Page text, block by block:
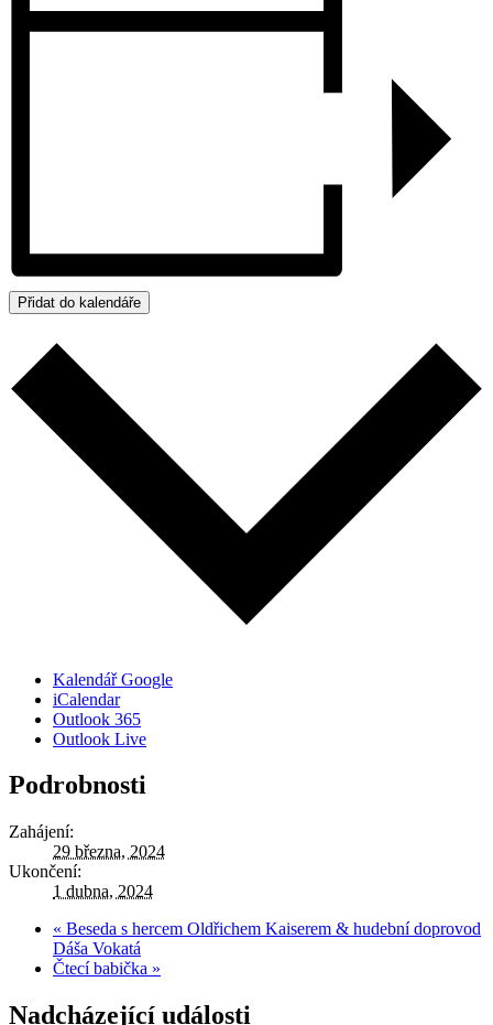
Přidat do kalendáře
Kalendář Google
iCalendar
Outlook 365
Outlook Live
Podrobnosti
Zahájení:
29 března, 2024
Ukončení:
1 dubna, 2024
« Beseda s hercem Oldřichem Kaiserem & hudební doprovod
Dáša Vokatá
Čtecí babička »
Nadcházející události